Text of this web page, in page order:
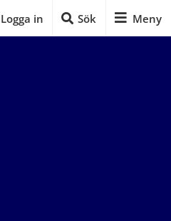
Logga in Sök Meny